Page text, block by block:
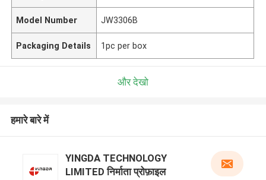
Model Number JW3306B
Packaging Details 1pc per box
और देखो
हमारे बारे में
YINGDA TECHNOLOGY
LIMITED निर्माता प्रोफ़ाइल